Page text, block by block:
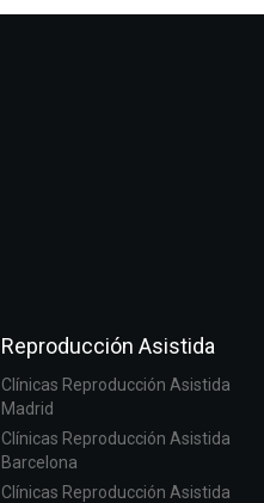
Reproducción Asistida
Clínicas Reproducción Asistida
Madrid
Clínicas Reproducción Asistida
Barcelona
Clínicas Reproducción Asistida